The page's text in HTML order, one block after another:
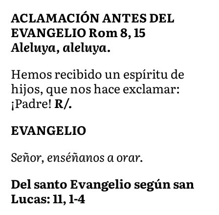
ACLAMACIÓN ANTES DEL
EVANGELIO Rom 8, 15
Aleluya, aleluya.
Hemos recibido un espíritu de
hijos, que nos hace exclamar:
¡Padre!R/.
EVANGELIO
Señor, enséñanos a orar.
Del santo Evangelio según san
Lucas: 11, 1-4